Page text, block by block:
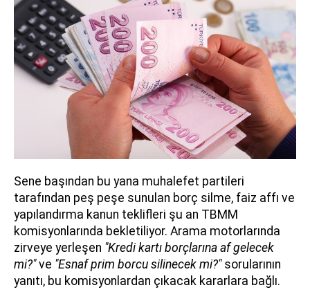
Sene başından bu yana muhalefet partileri
tarafından peş peşe sunulan borç silme, faiz affı ve
yapılandırma kanun teklifleri şu an TBMM
komisyonlarında bekletiliyor. Arama motorlarında
zirveye yerleşen "Kredi kartı borçlarına af gelecek
mi?"ve "Esnaf prim borcu silinecek mi?"sorularının
yanıtı, bu komisyonlardan çıkacak kararlara bağlı.